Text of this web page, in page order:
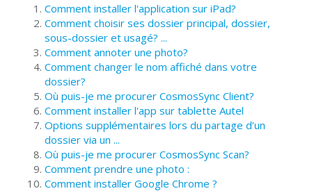
Comment installer l'application sur iPad?
Comment choisir ses dossier principal, dossier,
sous-dossier et usagé? ...
Comment annoter une photo?
Comment changer le nom affiché dans votre
dossier?
Où puis-je me procurer CosmosSync Client?
Comment installer l'app sur tablette Autel
Options supplémentaires lors du partage d’un
dossier via un ...
Où puis-je me procurer CosmosSync Scan?
Comment prendre une photo :
Comment installer Google Chrome ?